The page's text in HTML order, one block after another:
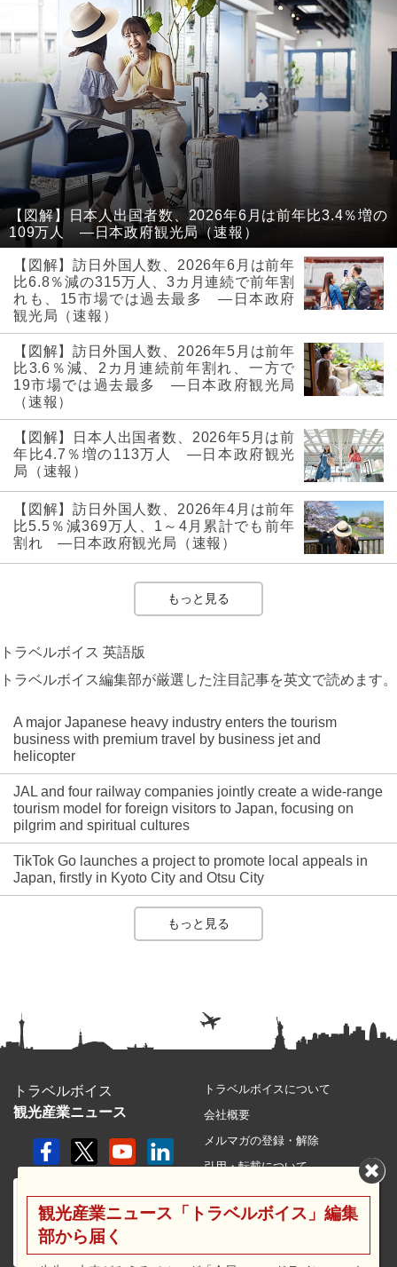
【図解】日本人出国者数、2026年6月は前年比3.4％増の
109万人 ―日本政府観光局（速報）
【図解】訪日外国人数、2026年6月は前年
比6.8％減の315万人、3カ月連続で前年割
れも、15市場では過去最多 ―日本政府
観光局（速報）
【図解】訪日外国人数、2026年5月は前年
比3.6％減、2カ月連続前年割れ、一方で
19市場では過去最多 ―日本政府観光局
（速報）
【図解】日本人出国者数、2026年5月は前
年比4.7％増の113万人 ―日本政府観光
局（速報）
【図解】訪日外国人数、2026年4月は前年
比5.5％減369万人、1～4月累計でも前年
割れ ―日本政府観光局（速報）
もっと見る
トラベルボイス 英語版
トラベルボイス編集部が厳選した注目記事を英文で読めます。
A major Japanese heavy industry enters the tourism
business with premium travel by business jet and
helicopter
JAL and four railway companies jointly create a wide-range
tourism model for foreign visitors to Japan, focusing on
pilgrim and spiritual cultures
TikTok Go launches a project to promote local appeals in
Japan, firstly in Kyoto City and Otsu City
もっと見る
トラベルボイス
観光産業ニュース
トラベルボイスについて
会社概要
メルマガの登録・解除
引用・転載について
利用規約
観光産業ニュース「トラベルボイス」編集
部から届く